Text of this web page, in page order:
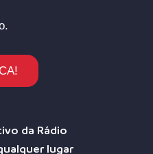
da Rádio
lugar